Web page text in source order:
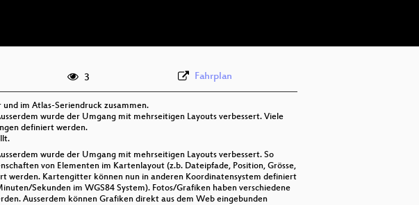
3 Fahrplan
im Atlas-Seriendruck zusammen.
wurde der Umgang mit mehrseitigen Layouts verbessert. Viele
definiert werden.
wurde der Umgang mit mehrseitigen Layouts verbessert. So
von Elementen im Kartenlayout (z.b. Dateipfade, Position, Grösse,
werden. Kartengitter können nun in anderen Koordinatensystem definiert
Sekunden im WGS84 System). Fotos/Grafiken haben verschiedene
Ausserdem können Grafiken direkt aus dem Web eingebunden